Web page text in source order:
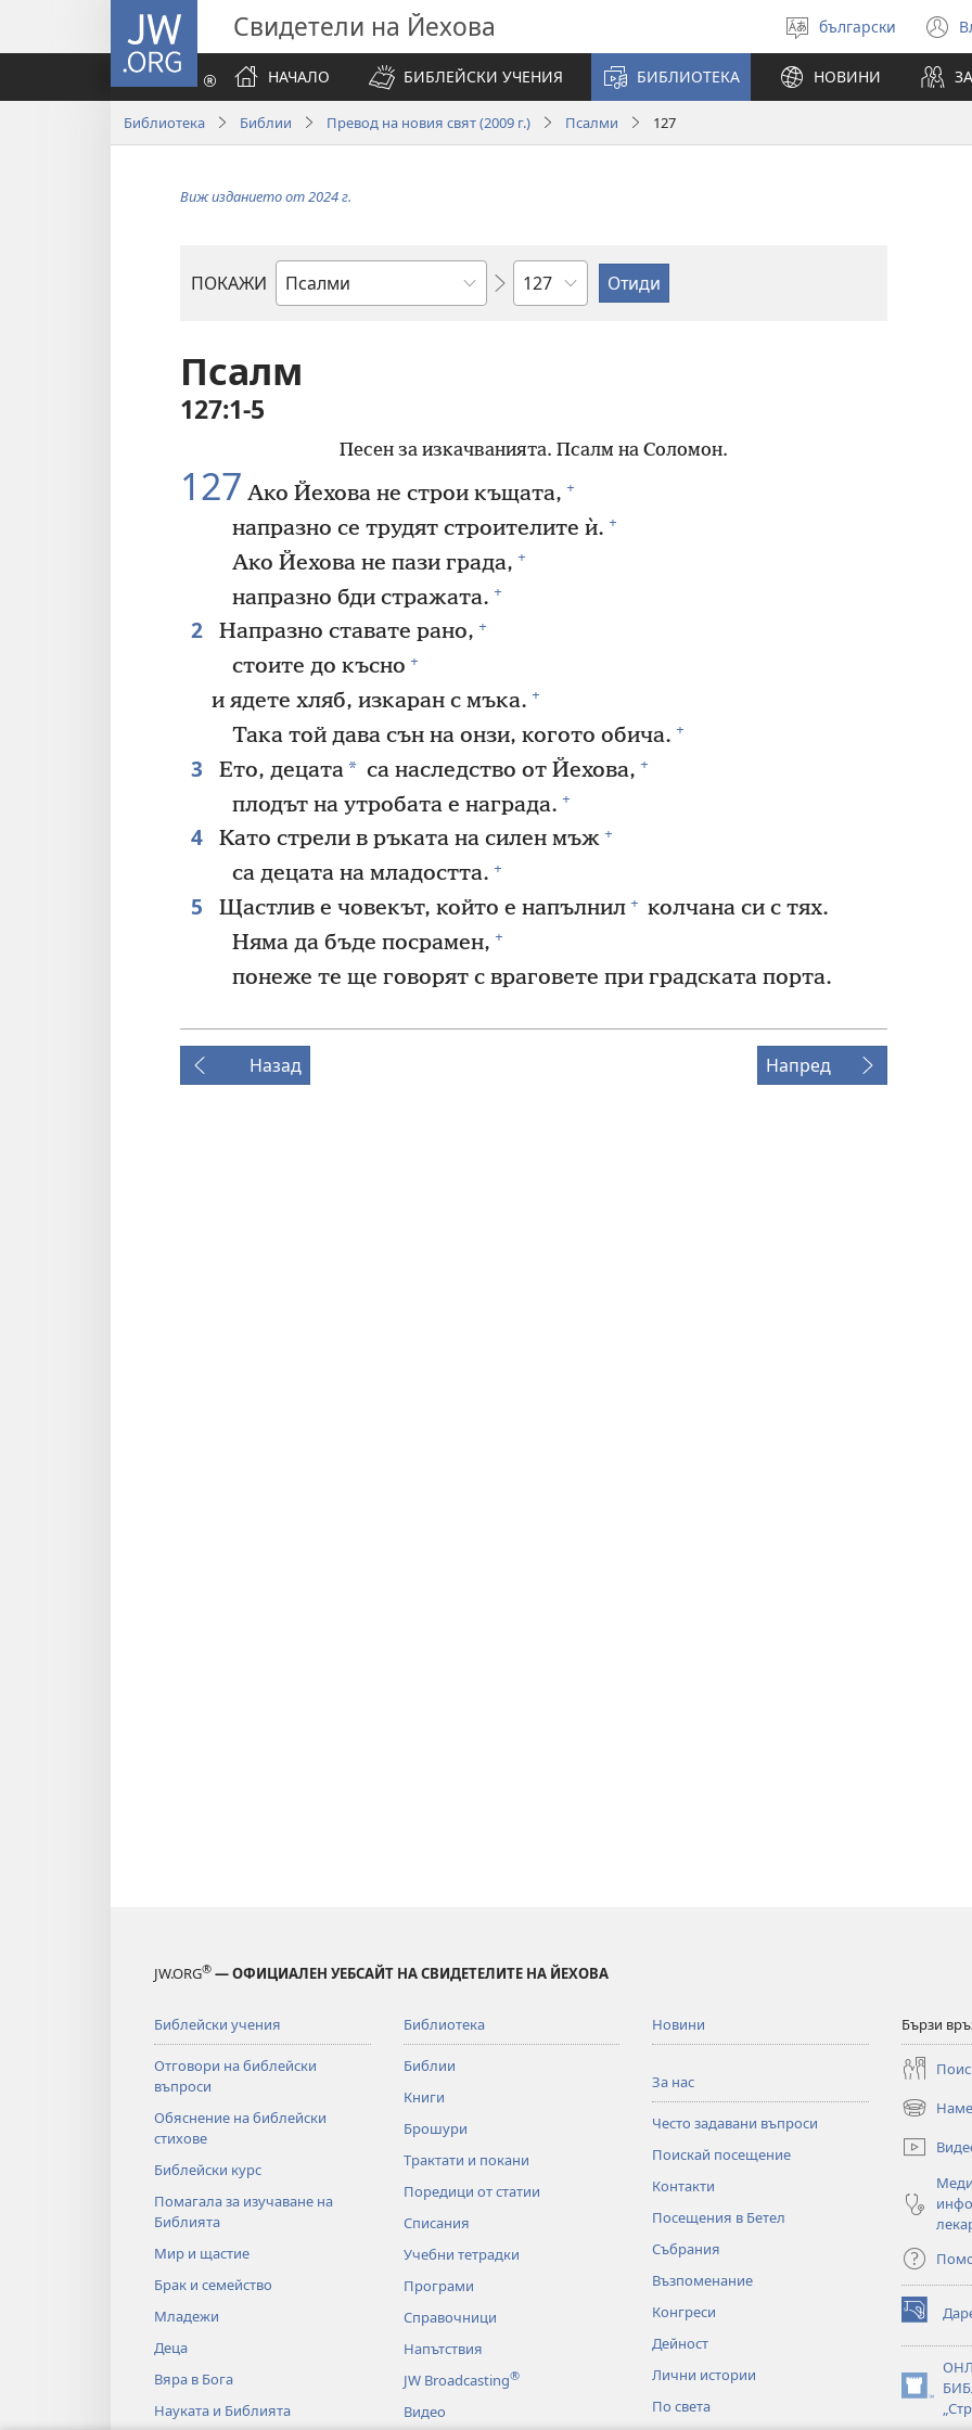
JW.ORG Свидетели на Йехова
Избери
език
български
НАЧАЛО
БИБЛЕЙСКИ УЧЕНИЯ БИБЛИОТЕКА НОВИНИ
Библиотека Библии Превод на новия свят (2009 г.) Псалми 127
Виж изданието от 2024 г.
ПОКАЖИ
Библейска
Глава
Псалм
127:1-5
Песен за изкачванията. Псалм на Соломон.
127 Ако Йехова не строи къщата, +
напразно се трудят строителите ѝ. +
Ако Йехова не пази града, +
напразно бди стражата. +
2 Напразно ставате рано, +
стоите до късно +
и ядете хляб, изкаран с мъка. +
Така той дава сън на онзи, когото обича. +
3 Ето, децата* са наследство от Йехова, +
плодът на утробата е награда. +
4 Като стрели в ръката на силен мъж +
са децата на младостта. +
5 Щастлив е човекът, който е напълнил + колчана си с тях.
Няма да бъде посрамен, +
понеже те ще говорят с враговете при градската порта.
Назад Напред
JW.ORG® — ОФИЦИАЛЕН УЕБСАЙТ НА СВИДЕТЕЛИТЕ НА ЙЕХОВА
Библейски учения
Отговори на библейски
въпроси
Обяснение на библейски
стихове
Библейски курс
Помагала за изучаване на
Библията
Мир и щастие
Брак и семейство
Младежи
Деца
Вяра в Бога
Науката и Библията
Библиотека
Библии
Книги
Брошури
Трактати и покани
Поредици от статии
Списания
Учебни тетрадки
Програми
Справочници
Напътствия
JW Broadcasting®
Видео
Новини
За нас
Често задавани въпроси
Поискай посещение
Контакти
Посещения в Бетел
Събрания
Възпоменание
Конгреси
Дейност
Лични истории
По света
Бързи
(отваря
нов
прозорец)
(отваря
нов
прозорец)
(отваря